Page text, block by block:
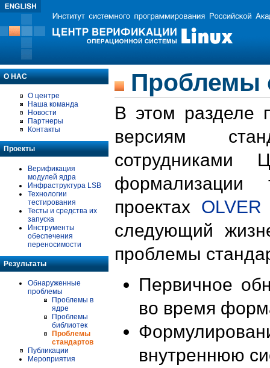
О НАС
О центре
Наша команда
Новости
Партнеры
Контакты
Проекты
Верификация
модулей ядра
Инфраструктура LSB
Технологии
тестирования
Тесты и средства их
запуска
Инструменты
обеспечения
переносимости
Результаты
Обнаруженные
проблемы
Проблемы в
ядре
Проблемы
библиотек
Проблемы
стандартов
Публикации
Мероприятия
Проблемы
В этом разделе
версиям
формализации
проектах OLVER
следующий
проблемы
Первичное
во время
внутреннюю